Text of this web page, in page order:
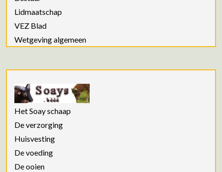
Lidmaatschap
VEZ Blad
Wetgeving algemeen
Het Soay schaap
De verzorging
Huisvesting
De voeding
De ooien